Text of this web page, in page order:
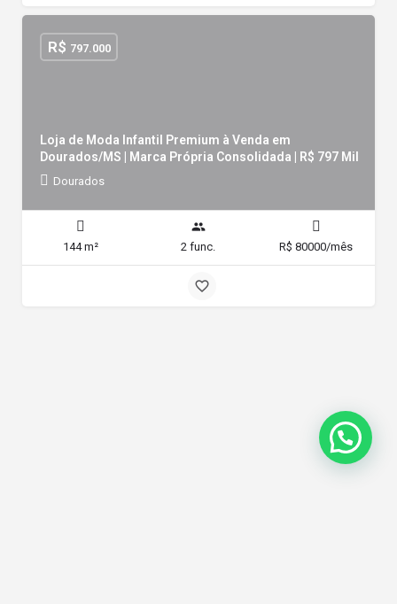
Loja de Moda Infantil Premium à Venda em
Dourados/MS | Marca Própria Consolidada | R$ 797 Mil
Dourados
R$ 797.000
144 m² 2 func. R$ 80000/mês